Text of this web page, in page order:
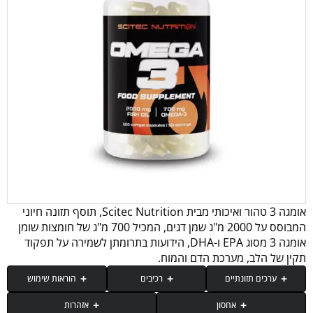
אומגה 3 טהור ואיכותי מבית Scitec Nutrition, תוסף תזונה חיוני
המבוסס על 2000 מ"ג שמן דגים, המכיל 700 מ"ג של חומצות שומן
אומגה 3 מסוג EPA ו-DHA, הידועות בתרומתן לשמירה על תפקוד
תקין של הלב, מערכת הדם והמוח.
ערכים תזונתיים רכיבים הוראות שימוש
אחסון אזהרות